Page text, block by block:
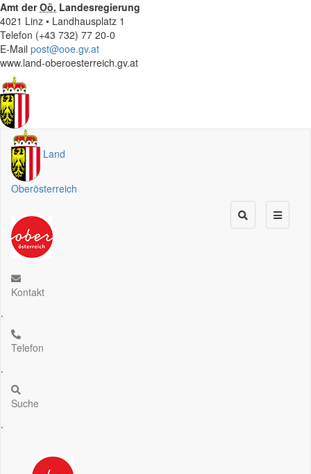
Amt derOö. Landesregierung
4021 Linz • Landhausplatz 1
Telefon (+43 732) 77 20-0
E-Mail post@ooe.gv.at
www.land-oberoesterreich.gv.at
Land
Oberösterreich
Kontakt
.
Telefon
.
Suche
.